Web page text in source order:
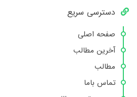
دسترسی سریع
صفحه اصلی
آخرین مطالب
مطالب
تماس باما